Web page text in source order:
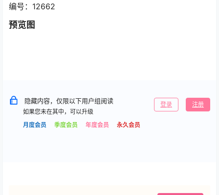
编号：12662
预览图
隐藏内容，仅限以下用户组阅读
如果您未在其中，可以升级
月度会员
季度会员 年度会员 永久会员
登录 注册